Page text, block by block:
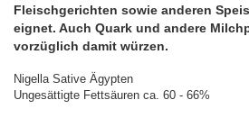
Fleischgerichten sowie anderen
eignet. Auch Quark und andere
vorzüglich damit würzen.
Nigella Sative Ägypten
Ungesättigte Fettsäuren ca. 60 - 66%